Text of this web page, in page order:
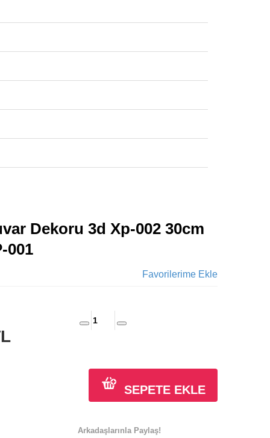
Dekoru 3d Xp-002 30cm
001
Favorilerime Ekle
SEPETE EKLE
Arkadaşlarınla Paylaş!